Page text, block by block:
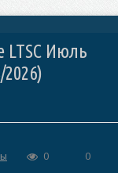
LTSC Июль
0 0